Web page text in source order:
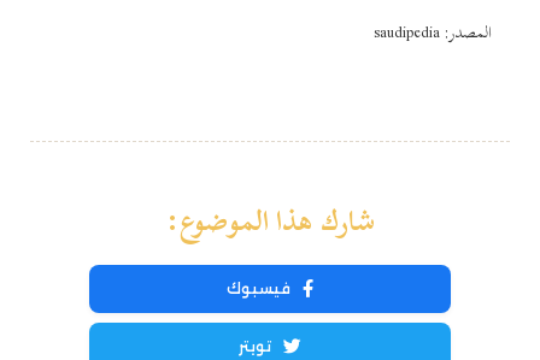
المصدر: saudipedia
شارك هذا الموضوع:
فيسبوك
تويتر